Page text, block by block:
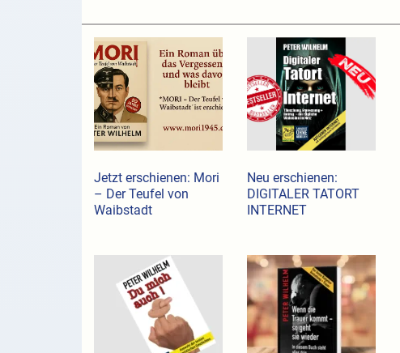
Jetzt erschienen: Mori
– Der Teufel von
Waibstadt
Neu erschienen:
DIGITALER TATORT
INTERNET